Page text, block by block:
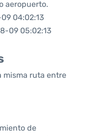
aeropuerto.
04:02:13
09 05:02:13
misma ruta entre
de